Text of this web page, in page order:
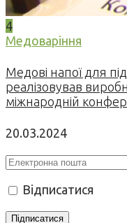
4
Медоваріння
Медові напої для
реалізовував
міжнародній
20.03.2024
Відписатися